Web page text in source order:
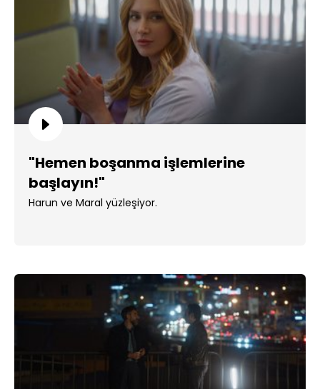
"Hemen boşanma işlemlerine
başlayın!"
Harun ve Maral yüzleşiyor.